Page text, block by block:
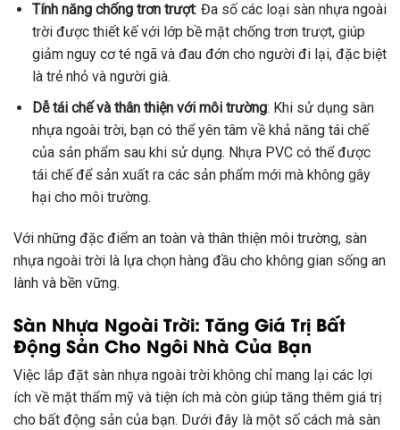
Tính năng chống trơn trượt: Đa số các loại sàn nhựa ngoài
trời được thiết kế với lớp bề mặt chống trơn trượt, giúp
giảm nguy cơ té ngã và đau đớn cho người đi lại, đặc biệt
là trẻ nhỏ và người già.
Dễ tái chế và thân thiện với môi trường: Khi sử dụng sàn
nhựa ngoài trời, bạn có thể yên tâm về khả năng tái chế
của sản phẩm sau khi sử dụng. Nhựa PVC có thể được
tái chế để sản xuất ra các sản phẩm mới mà không gây
hại cho môi trường.
Với những đặc điểm an toàn và thân thiện môi trường, sàn
nhựa ngoài trời là lựa chọn hàng đầu cho không gian sống an
lành và bền vững.
Sàn Nhựa Ngoài Trời: Tăng Giá Trị Bất
Động Sản Cho Ngôi Nhà Của Bạn
Việc lắp đặt sàn nhựa ngoài trời không chỉ mang lại các lợi
ích về mặt thẩm mỹ và tiện ích mà còn giúp tăng thêm giá trị
cho bất động sản của bạn. Dưới đây là một số cách mà sàn